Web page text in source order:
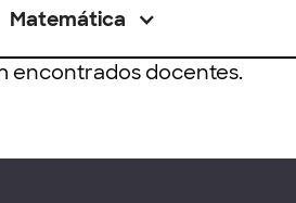
Matemática
encontrados docentes.